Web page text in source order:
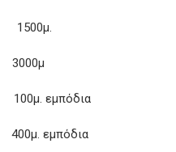
εμπόδια
εμπόδια